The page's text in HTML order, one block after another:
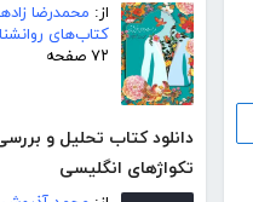
از: محمدرضا
کتاب‌های
۷۲ صفحه
دانلود کتاب تحلیل و
تکواژهای انگلیسی